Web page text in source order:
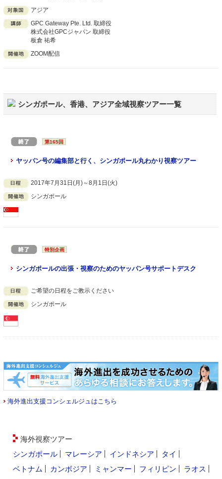
アジア
GPC Gateway Pte. Ltd. 取締役
株式会社GPCジャパン 取締役
板倉 祐希
ZOOM配信
シンガポール、香港、アジア全域視察ツアー一覧
第165回
ヤッパン号の編集部と行く、シンガポール丸わかり視察ツアー
2017年7月31日(月)～8月1日(火)
シンガポール
特別企画
シンガポールの出張・視察のためのヤッパン号サポートデスク
ご希望の日程をご教示ください
シンガポール
海外進出支援コンシェルジュはこちら
海外視察ツアー
シンガポール
マレーシア インドネシア
タイ
ベトナム
カンボジア ミャンマー フィリピン
ラオス